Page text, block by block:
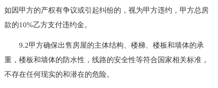
如因甲方的产权有争议或引起纠纷的，视为甲方违约，甲方总房
款的10%乙方支付违约金。
9.2甲方确保出售房屋的主体结构、楼梯、楼板和墙体的承
重，楼板和墙体的防水性，线路的安全性等符合国家相关标准，
不存在任何现实的和潜在的危险。